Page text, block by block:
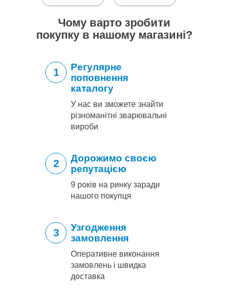
Чому варто зробити
покупку в нашому магазині?
1
Регулярне
поповнення
каталогу
У нас ви зможете знайти
різноманітні зварювальні
вироби
2
Дорожимо своєю
репутацією
9 років на ринку заради
нашого покупця
3
Узгодження
замовлення
Оперативне виконання
замовлень і швидка
доставка